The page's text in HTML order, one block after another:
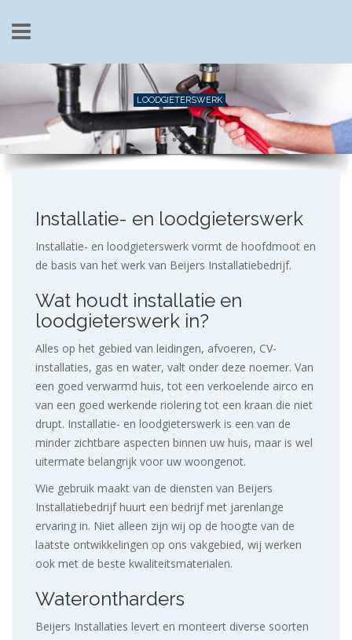
LOODGIETERSWERK
Installatie- en loodgieterswerk
Installatie- en loodgieterswerk vormt de hoofdmoot en
de basis van het werk van Beijers Installatiebedrijf.
Wat houdt installatie en
loodgieterswerk in?
Alles op het gebied van leidingen, afvoeren, CV-
installaties, gas en water, valt onder deze noemer. Van
een goed verwarmd huis, tot een verkoelende airco en
van een goed werkende riolering tot een kraan die niet
drupt. Installatie- en loodgieterswerk is een van de
minder zichtbare aspecten binnen uw huis, maar is wel
uitermate belangrijk voor uw woongenot.
Wie gebruik maakt van de diensten van Beijers
Installatiebedrijf huurt een bedrijf met jarenlange
ervaring in. Niet alleen zijn wij op de hoogte van de
laatste ontwikkelingen op ons vakgebied, wij werken
ook met de beste kwaliteitsmaterialen.
Waterontharders
Beijers Installaties levert en monteert diverse soorten